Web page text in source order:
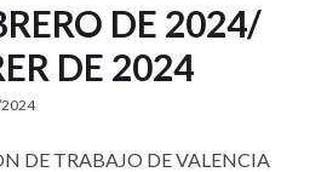
DE 2024/
DE 2024
DE TRABAJO DE VALENCIA